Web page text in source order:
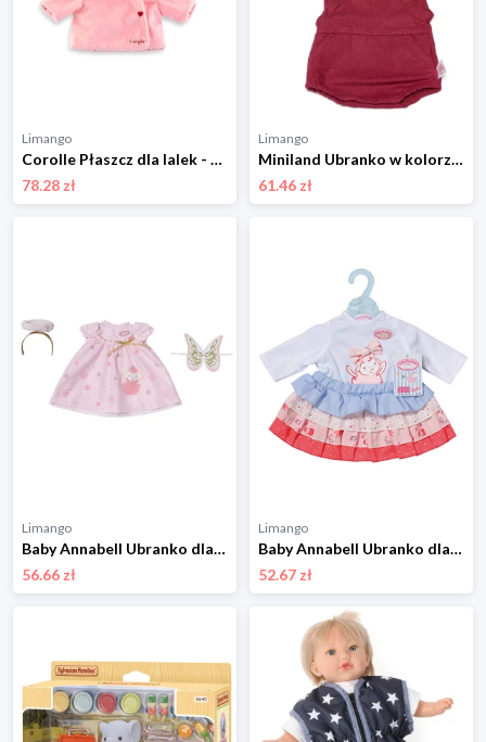
Limango
Corolle Płaszcz dla lalek - 18 m+ rozmiar: onesize
78.28 zł
Limango
Miniland Ubranko w kolorze jasnoróżowo-bordowym dla lalki - 3+ rozmiar: onesize
61.46 zł
Limango
Baby Annabell Ubranko dla lalek - 3+ rozmiar: onesize
56.66 zł
Limango
Baby Annabell Ubranko dla lalek "Baby Annabell" - 3+ rozmiar: onesize
52.67 zł